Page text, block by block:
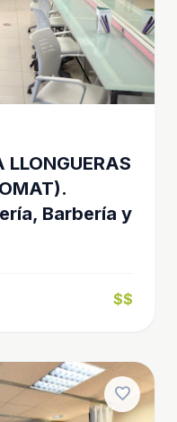
Barbería y
$$
favorite